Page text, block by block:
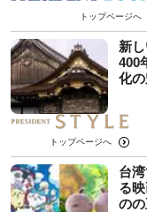
トップページへ
新
400
化
トップページへ
台
る
の